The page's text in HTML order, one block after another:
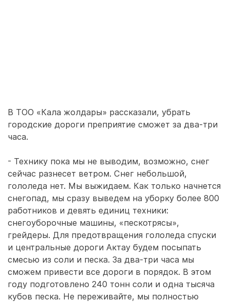
В ТОО «Кала жолдары» рассказали, убрать
городские дороги преприятие сможет за два-три
часа.
- Технику пока мы не выводим, возможно, снег
сейчас разнесет ветром. Снег небольшой,
гололеда нет. Мы выжидаем. Как только начнется
снегопад, мы сразу выведем на уборку более 800
работников и девять единиц техники:
снегоуборочные машины, «пескотрясы»,
грейдеры. Для предотвращения гололеда спуски
и центральные дороги Актау будем посыпать
смесью из соли и песка. За два-три часа мы
сможем привести все дороги в порядок. В этом
году подготовлено 240 тонн соли и одна тысяча
кубов песка. Не переживайте, мы полностью